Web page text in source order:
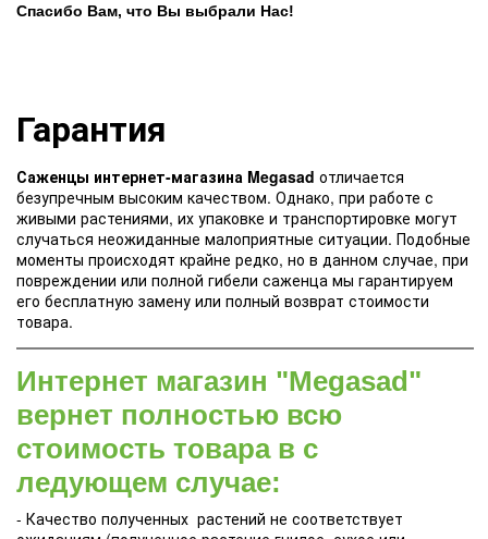
Спасибо Вам, что Вы выбрали Нас!
Гарантия
Саженцы интернет-магазина Megasad отличается
безупречным высоким качеством. Однако, при работе с
живыми растениями, их упаковке и транспортировке могут
случаться неожиданные малоприятные ситуации. Подобные
моменты происходят крайне редко, но в данном случае, при
повреждении или полной гибели саженца мы гарантируем
его бесплатную замену или полный возврат стоимости
товара.
Интернет магазин "Megasad"
вернет полностью всю
стоимость товара в с
ледующем случае:
- Качество полученных растений не соответствует